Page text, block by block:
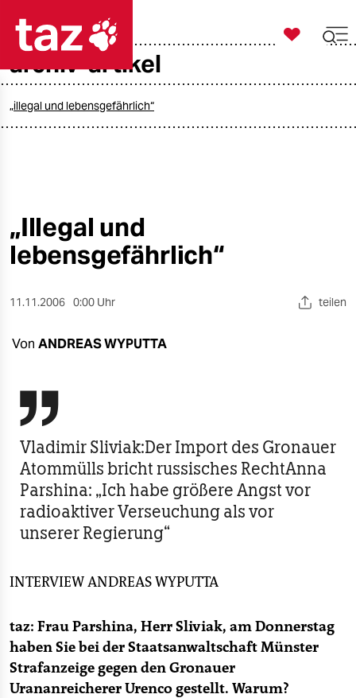
taz zahl ich
öko
gesellschaft
nord
wahrheit
verlag
verlag
veranstaltungen
fragen & hilfe
unterstützen
abo
genossenschaft

taz zahl ich
archiv-artikel
„illegal und lebensgefährlich“
„Illegal und
lebensgefährlich“
11.11.2006 0:00 Uhr teilen
Von ANDREAS WYPUTTA

Vladimir Sliviak:Der Import des Gronauer
Atommülls bricht russisches RechtAnna
Parshina: „Ich habe größere Angst vor
radioaktiver Verseuchung als vor
unserer Regierung“
INTERVIEWANDREAS WYPUTTA
taz: Frau Parshina, Herr Sliviak, am Donnerstag
haben Sie bei der Staatsanwaltschaft Münster
Strafanzeige gegen den Gronauer
Urananreicherer Urenco gestellt. Warum?